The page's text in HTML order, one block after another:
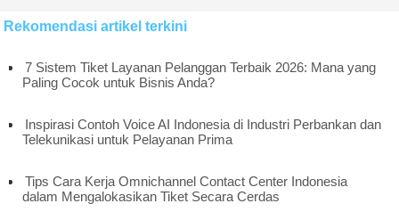
Rekomendasi artikel terkini
7 Sistem Tiket Layanan Pelanggan Terbaik 2026: Mana yang
Paling Cocok untuk Bisnis Anda?
Inspirasi Contoh Voice AI Indonesia di Industri Perbankan dan
Telekunikasi untuk Pelayanan Prima
Tips Cara Kerja Omnichannel Contact Center Indonesia
dalam Mengalokasikan Tiket Secara Cerdas